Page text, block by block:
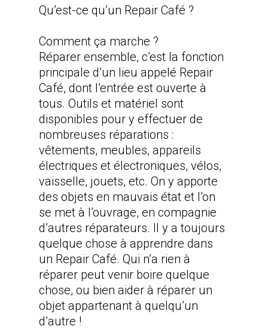
Qu’est-ce qu’un Repair Café ?
Comment ça marche ?
Réparer ensemble, c’est la fonction
principale d’un lieu appelé Repair
Café, dont l’entrée est ouverte à
tous. Outils et matériel sont
disponibles pour y effectuer de
nombreuses réparations :
vêtements, meubles, appareils
électriques et électroniques, vélos,
vaisselle, jouets, etc. On y apporte
des objets en mauvais état et l’on
se met à l’ouvrage, en compagnie
d’autres réparateurs. Il y a toujours
quelque chose à apprendre dans
un Repair Café. Qui n’a rien à
réparer peut venir boire quelque
chose, ou bien aider à réparer un
objet appartenant à quelqu’un
d’autre !